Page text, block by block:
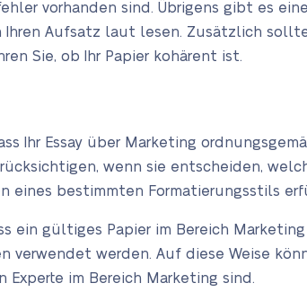
vorhanden sind. Übrigens gibt es
Ihren Aufsatz laut lesen. Zusätzlich
Sie, ob Ihr Papier kohärent ist.
Ihr Essay über Marketing
wenn sie entscheiden,
eines bestimmten Formatierungsstils
ein gültiges Papier im Bereich
verwendet werden. Auf diese Weise
Experte im Bereich Marketing sind.